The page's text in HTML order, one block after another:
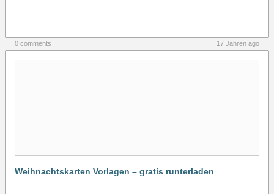
0 comments 17 Jahren ago
Weihnachtskarten Vorlagen – gratis runterladen